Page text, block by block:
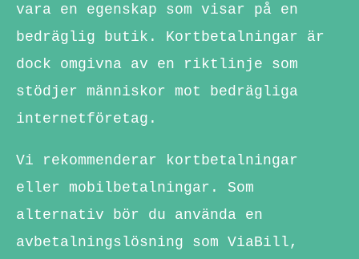
vara en egenskap som visar på en
bedräglig butik. Kortbetalningar är
dock omgivna av en riktlinje som
stödjer människor mot bedrägliga
internetföretag.
Vi rekommenderar kortbetalningar
eller mobilbetalningar. Som
alternativ bör du använda en
avbetalningslösning som ViaBill,